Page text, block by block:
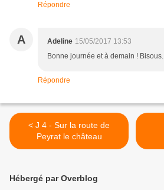
Répondre
A Adeline 15/05/2017 13:53
Bonne journée et à demain ! Bisous.
Répondre
< J 4 - Sur la route de
Peyrat le château
Hébergé par Overblog